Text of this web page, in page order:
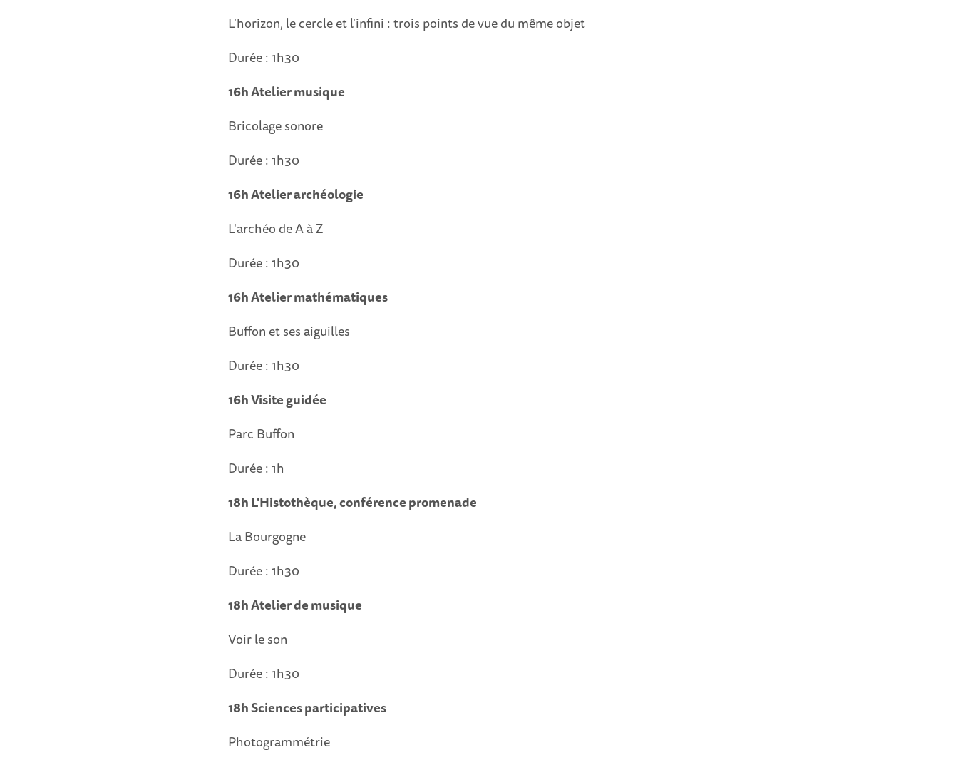
L'horizon, le cercle et l'infini : trois points de vue du même objet
Durée : 1h30
16h Atelier musique
Bricolage sonore
Durée : 1h30
16h Atelier archéologie
L'archéo de A à Z
Durée : 1h30
16h Atelier mathématiques
Buffon et ses aiguilles
Durée : 1h30
16h Visite guidée
Parc Buffon
Durée : 1h
18h L'Histothèque, conférence promenade
La Bourgogne
Durée : 1h30
18h Atelier de musique
Voir le son
Durée : 1h30
18h Sciences participatives
Photogrammétrie